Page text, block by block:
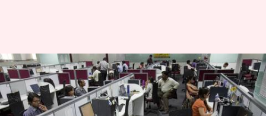
10वीं पास से लेकर पोस्ट ग्रेजुएट तक
के लिए निकली भर्तियां, ऐसे करें
आवेदन